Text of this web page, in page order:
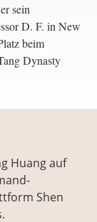
sein
D. F. in New
beim
Dynasty
Huang auf
Shen